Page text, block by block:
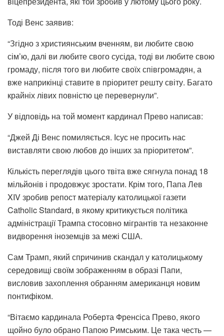
Тоді Венс заявив:
“Згідно з християнським вченням, ви любите свою
сім’ю, далі ви любите свого сусіда, тоді ви любите свою
громаду, після того ви любите своїх співгромадян, а
вже наприкінці ставите в пріоритет решту світу. Багато
крайніх лівих повністю це перевернули”.
У відповідь на той момент кардинал Прево написав:
“Джей Ді Венс помиляється. Ісус не просить нас
виставляти свою любов до інших за пріоритетом”.
Кількість переглядів цього твіта вже сягнула понад 18
мільйонів і продовжує зростати. Крім того, Папа Лев
XIV зробив репост матеріалу католицької газети
Catholic Standard, в якому критикується політика
адміністрації Трампа стосовно мігрантів та незаконне
видворення іноземців за межі США.
Сам Трамп, який спричинив скандал у католицькому
середовищі своїм зображенням в образі Папи,
висловив захоплення обранням американця новим
понтифіком.
“Вітаємо кардинала Роберта Френсіса Прево, якого
щойно було обрано Папою Римським. Це така честь —